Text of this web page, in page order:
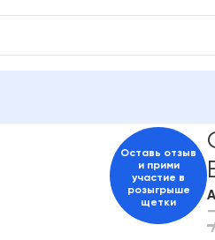
Оставь отзыв
и прими
участие в
розыгрыше
щетки